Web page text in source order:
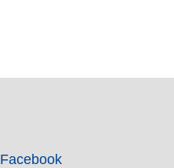
Facebook